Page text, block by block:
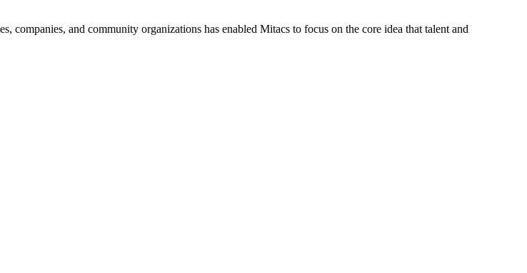
companies, and community organizations has enabled Mitacs to focus on the core idea that talent and